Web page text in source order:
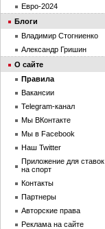
Евро-2024
Блоги
Владимир Стогниенко
Александр Гришин
О сайте
Правила
Вакансии
Telegram-канал
Мы ВКонтакте
Мы в Facebook
Наш Twitter
Приложение для ставок
на спорт
Контакты
Партнеры
Авторские права
Реклама на сайте